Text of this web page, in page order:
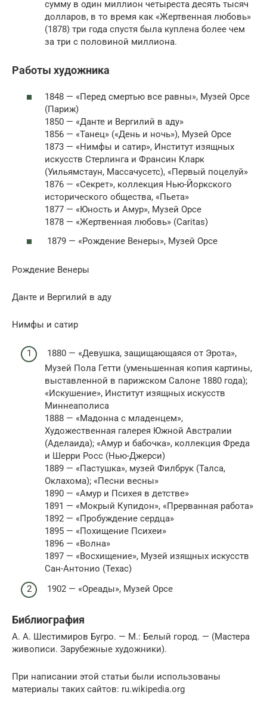
сумму в один миллион четыреста десять тысяч
долларов, в то время как «Жертвенная любовь»
(1878) три года спустя была куплена более чем
за три с половиной миллиона.
Работы художника
1848 — «Перед смертью все равны», Музей Орсе
(Париж)
1850 — «Данте и Вергилий в аду»
1856 — «Танец» («День и ночь»), Музей Орсе
1873 — «Нимфы и сатир», Институт изящных
искусств Стерлинга и Франсин Кларк
(Уильямстаун, Массачусетс), «Первый поцелуй»
1876 — «Секрет», коллекция Нью-Йоркского
исторического общества, «Пьета»
1877 — «Юность и Амур», Музей Орсе
1878 — «Жертвенная любовь» (Caritas)
1879 — «Рождение Венеры», Музей Орсе
Рождение Венеры
Данте и Вергилий в аду
Нимфы и сатир
1880 — «Девушка, защищающаяся от Эрота»,
Музей Пола Гетти (уменьшенная копия картины,
выставленной в парижском Салоне 1880 года);
«Искушение», Институт изящных искусств
Миннеаполиса
1888 — «Мадонна с младенцем»,
Художественная галерея Южной Австралии
(Аделаида); «Амур и бабочка», коллекция Фреда
и Шерри Росс (Нью-Джерси)
1889 — «Пастушка», музей Филбрук (Талса,
Оклахома); «Песни весны»
1890 — «Амур и Психея в детстве»
1891 — «Мокрый Купидон», «Прерванная работа»
1892 — «Пробуждение сердца»
1895 — «Похищение Психеи»
1896 — «Волна»
1897 — «Восхищение», Музей изящных искусств
Сан-Антонио (Техас)
1902 — «Ореады», Музей Орсе
Библиография
А. А. Шестимиров Бугро. — М.: Белый город. — (Мастера
живописи. Зарубежные художники).
При написании этой статьи были использованы
материалы таких сайтов: ru.wikipedia.org